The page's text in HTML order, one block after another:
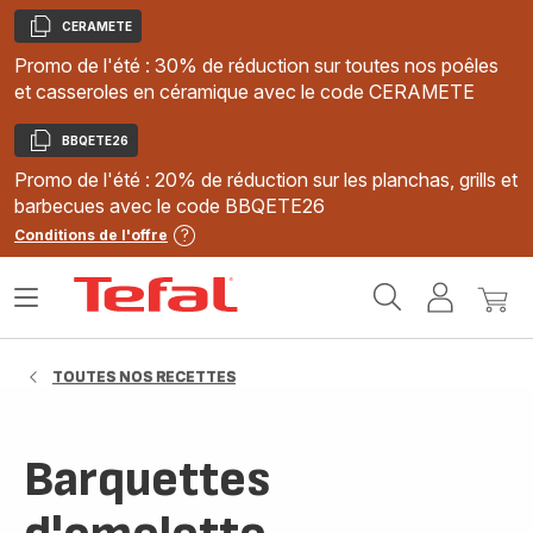
Copier
CERAMETE
Promo de l'été : 30% de réduction sur toutes nos poêles
et casseroles en céramique avec le code CERAMETE
Copier
BBQETE26
Promo de l'été : 20% de réduction sur les planchas, grills et
barbecues avec le code BBQETE26
Conditions de l'offre
MonMon
Ouvrir
TOUTES NOS RECETTES
Barquettes